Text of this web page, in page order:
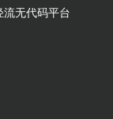
流无代码平台